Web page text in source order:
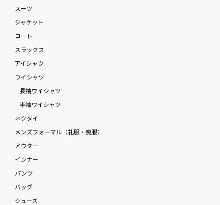
スーツ
ジャケット
コート
スラックス
アイシャツ
ワイシャツ
長袖ワイシャツ
半袖ワイシャツ
ネクタイ
メンズフォーマル（礼服・喪服）
アウター
インナー
パンツ
バッグ
シューズ